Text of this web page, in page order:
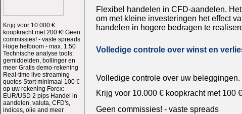
Krijg voor 10.000 €
koopkracht met 200 €! Geen
commissies! - vaste spreads
Hoge hefboom - max. 1:50
Technische analyse tools:
gemiddelden, bollinger en
meer Gratis demo-rekening
Real-time live streaming
quotes Stort minimaal 100 €
op uw rekening Forex:
EUR/USD 2 pips Handel in
aandelen, valuta, CFD's,
indices, olie and meer
Flexibel handelen in CFD-aandelen.
om met kleine investeringen het effect
handelen in hogere bedragen te
Volledige controle over winst en
Volledige controle over uw beleggingen.
Krijg voor 10.000 € koopkracht met 100
Geen commissies! - vaste spreads